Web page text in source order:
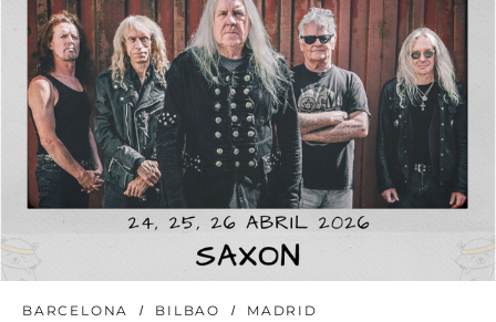
BARCELONA BILBAO MADRID